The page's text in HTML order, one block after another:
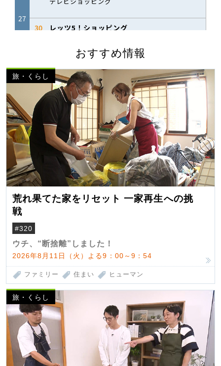
おすすめ情報
旅・くらし
荒れ果てた家をリセット 一家再生への挑
戦
#320
ウチ、“断捨離”しました！
2026年8月11日（火）よる9：00～9：54
ファミリー 住まい ヒューマン
旅・くらし